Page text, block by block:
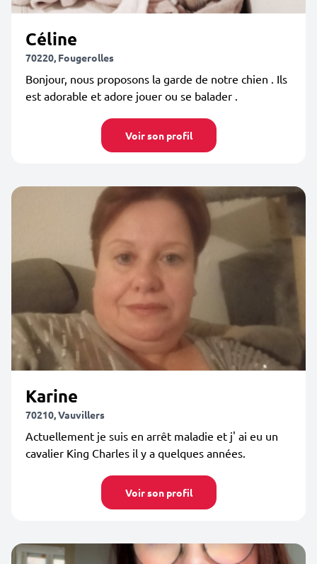
Céline
70220, Fougerolles
Bonjour, nous proposons la garde de notre chien . Ils
est adorable et adore jouer ou se balader .
Voir son profil
Karine
70210, Vauvillers
Actuellement je suis en arrêt maladie et j' ai eu un
cavalier King Charles il y a quelques années.
Voir son profil